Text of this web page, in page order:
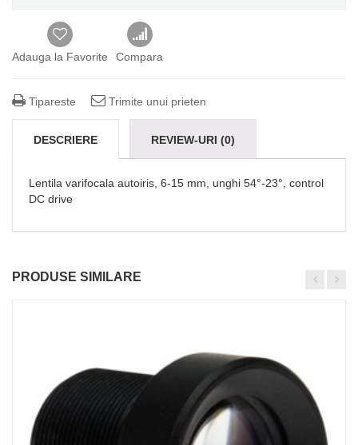
Adauga la Favorite Compara
Tipareste Trimite unui prieten
DESCRIERE REVIEW-URI (0)
Lentila varifocala autoiris, 6-15 mm, unghi 54°-23°, control
DC drive
PRODUSE SIMILARE